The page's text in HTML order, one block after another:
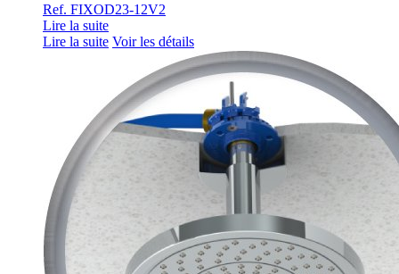
Ref. FIXOD23-12V2
Lire la suite
Lire la suite Voir les détails